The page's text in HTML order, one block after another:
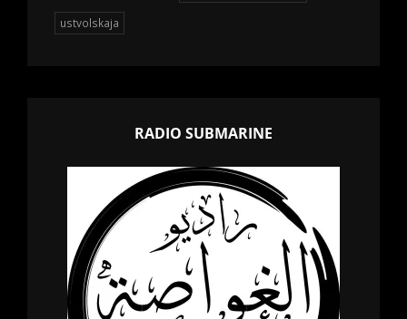
ustvolskaja
RADIO SUBMARINE